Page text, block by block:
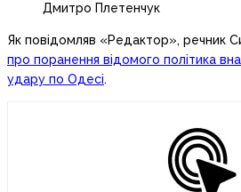
Дмитро Плетенчук
Як повідомляв «Редактор», речник
про поранення відомого політика
удару по Одесі.